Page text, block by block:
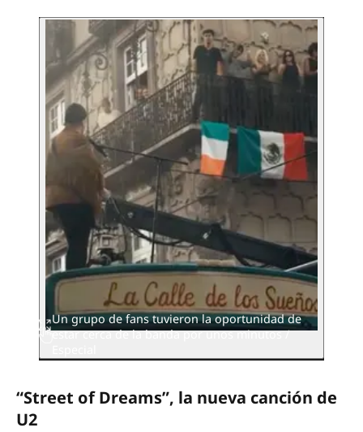
Un grupo de fans tuvieron la oportunidad de
estar cerca de la banda por unos minutos /
“Street of Dreams”, la nueva canción de
U2